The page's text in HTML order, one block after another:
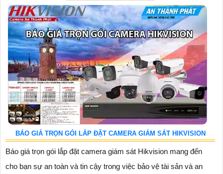
BÁO GIÁ TRỌN GÓI LẮP ĐẶT CAMERA GIÁM SÁT HIKVISION
Báo giá trọn gói lắp đặt camera giám sát Hikvision mang đến
cho bạn sự an toàn và tin cậy trong việc bảo vệ tài sản và an